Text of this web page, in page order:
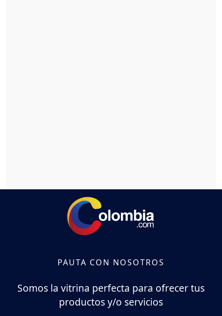
PAUTA CON NOSOTROS
Somos la vitrina perfecta para ofrecer tus
productos y/o servicios